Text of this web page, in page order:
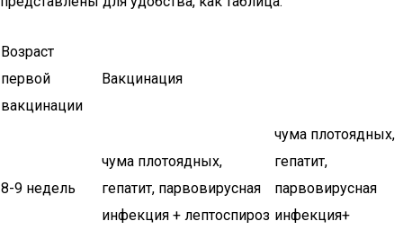
Возраст
первой
вакцинации
Вакцинация
8-9 недель
чума плотоядных,
гепатит, парвовирусная
инфекция + лептоспироз
чума плотоядных,
гепатит,
парвовирусная
инфекция+